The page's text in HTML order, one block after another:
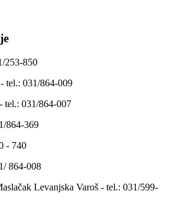
253-850
tel.: 031/864-009
tel.: 031/864-007
864-369
- 740
864-008
Levanjska Varoš - tel.: 031/599-